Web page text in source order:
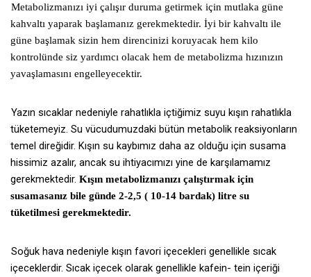
Metabolizmanızı iyi çalışır duruma getirmek için mutlaka güne
kahvaltı yaparak başlamanız gerekmektedir. İyi bir kahvaltı ile
güne başlamak sizin hem direncinizi koruyacak hem kilo
kontrolünde siz yardımcı olacak hem de metabolizma hızınızın
yavaşlamasını engelleyecektir.
Yazın sıcaklar nedeniyle rahatlıkla içtiğimiz suyu kışın rahatlıkla
tüketemeyiz. Su vücudumuzdaki bütün metabolik reaksiyonların
temel direğidir. Kışın su kaybımız daha az olduğu için susama
hissimiz azalır, ancak su ihtiyacımızı yine de karşılamamız
gerekmektedir. Kışın metabolizmanızı çalıştırmak için
susamasanız bile günde 2-2,5 ( 10-14 bardak) litre su
tüketilmesi gerekmektedir.
Soğuk hava nedeniyle kışın favori içecekleri genellikle sıcak
içeceklerdir. Sıcak içecek olarak genellikle kafein- tein içeriği